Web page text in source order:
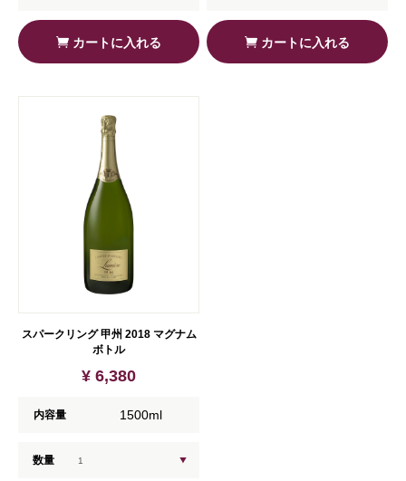
カートに入れる カートに入れる
スパークリング 甲州 2018 マグナム
ボトル
¥ 6,380
内容量 1500ml
数量